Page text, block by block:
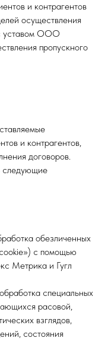
и контрагентов
осуществления
с уставом ООО
пропускного
и контрагентов,
договоров.
следующие
обезличенных
с помощью
Метрика и Гугл
специальных
расовой,
взглядов,
состояния